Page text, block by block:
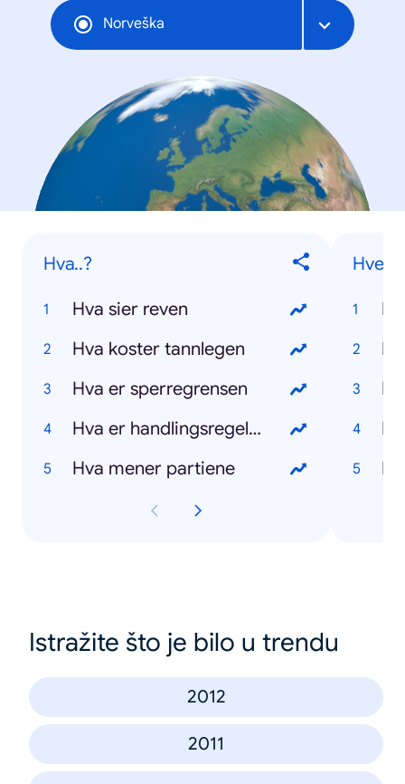
Norveška
Hva..?
Hva sier reven
Hva koster tannlegen
Hva er sperregrensen
Hva er handlingsregelen
Hva mener partiene
Istražite što je bilo u trendu
2012
2011